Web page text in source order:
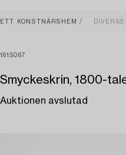
ETT KONSTNÄRSHEM DIVERSE
1615067
Smyckeskrin, 1800-
Auktionen avslutad